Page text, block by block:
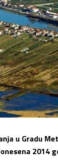
u Gradu
2014